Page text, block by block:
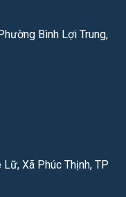
Bình Lợi Trung,
Xã Phúc Thịnh, TP